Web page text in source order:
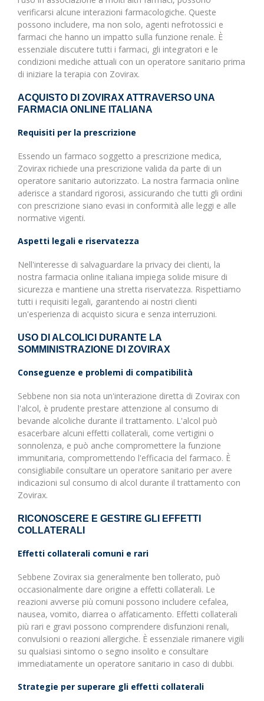
verificarsi alcune interazioni farmacologiche. Queste
possono includere, ma non solo, agenti nefrotossici e
farmaci che hanno un impatto sulla funzione renale. È
essenziale discutere tutti i farmaci, gli integratori e le
condizioni mediche attuali con un operatore sanitario prima
di iniziare la terapia con Zovirax.
ACQUISTO DI ZOVIRAX ATTRAVERSO UNA
FARMACIA ONLINE ITALIANA
Requisiti per la prescrizione
Essendo un farmaco soggetto a prescrizione medica,
Zovirax richiede una prescrizione valida da parte di un
operatore sanitario autorizzato. La nostra farmacia online
aderisce a standard rigorosi, assicurando che tutti gli ordini
con prescrizione siano evasi in conformità alle leggi e alle
normative vigenti.
Aspetti legali e riservatezza
Nell'interesse di salvaguardare la privacy dei clienti, la
nostra farmacia online italiana impiega solide misure di
sicurezza e mantiene una stretta riservatezza. Rispettiamo
tutti i requisiti legali, garantendo ai nostri clienti
un'esperienza di acquisto sicura e senza interruzioni.
USO DI ALCOLICI DURANTE LA
SOMMINISTRAZIONE DI ZOVIRAX
Conseguenze e problemi di compatibilità
Sebbene non sia nota un'interazione diretta di Zovirax con
l'alcol, è prudente prestare attenzione al consumo di
bevande alcoliche durante il trattamento. L'alcol può
esacerbare alcuni effetti collaterali, come vertigini o
sonnolenza, e può anche compromettere la funzione
immunitaria, compromettendo l'efficacia del farmaco. È
consigliabile consultare un operatore sanitario per avere
indicazioni sul consumo di alcol durante il trattamento con
Zovirax.
RICONOSCERE E GESTIRE GLI EFFETTI
COLLATERALI
Effetti collaterali comuni e rari
Sebbene Zovirax sia generalmente ben tollerato, può
occasionalmente dare origine a effetti collaterali. Le
reazioni avverse più comuni possono includere cefalea,
nausea, vomito, diarrea o affaticamento. Effetti collaterali
più rari e gravi possono comprendere disfunzioni renali,
convulsioni o reazioni allergiche. È essenziale rimanere vigili
su qualsiasi sintomo o segno insolito e consultare
immediatamente un operatore sanitario in caso di dubbi.
Strategie per superare gli effetti collaterali